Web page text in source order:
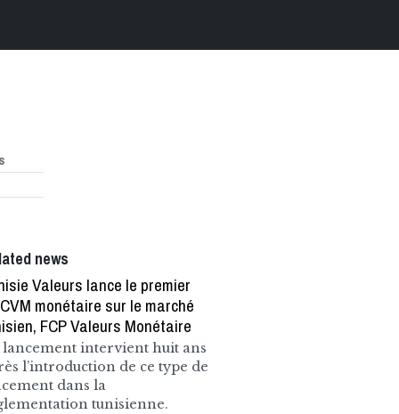
news
Valeurs lance le premier
monétaire sur le marché
FCP Valeurs Monétaire
lancement intervient huit ans
l’introduction de ce type de
dans la
tunisienne.